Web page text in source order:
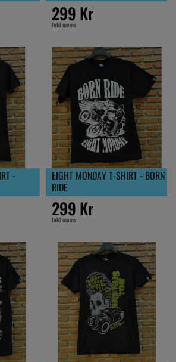
299 Kr
Inkl moms
-
EIGHT MONDAY T-SHIRT - BORN
RIDE
299 Kr
Inkl moms